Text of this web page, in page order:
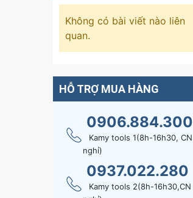
Không có bài viết nào liên
quan.
HỖ TRỢ MUA HÀNG
0906.884.300
Kamy tools 1(8h-16h30, CN
nghỉ)
0937.022.280
Kamy tools 2(8h-16h30,CN